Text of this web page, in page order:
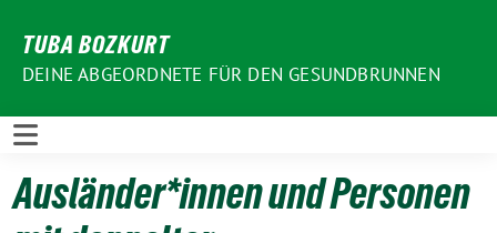
zum
Inhalt
TUBA BOZKURT
DEINE ABGEORDNETE FÜR DEN GESUNDBRUNNEN
Ausländer*innen und Personen